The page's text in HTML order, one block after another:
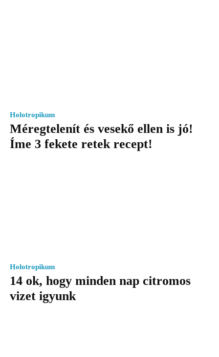
Holotropikum
Méregtelenít és vesekő ellen is jó!
Íme 3 fekete retek recept!
Holotropikum
14 ok, hogy minden nap citromos
vizet igyunk